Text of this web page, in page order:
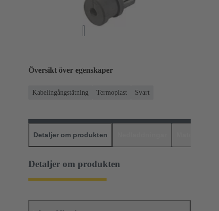
Översikt över egenskaper
Kabelingångstätning Termoplast Svart
Detaljer om produkten
Detaljer om produkten